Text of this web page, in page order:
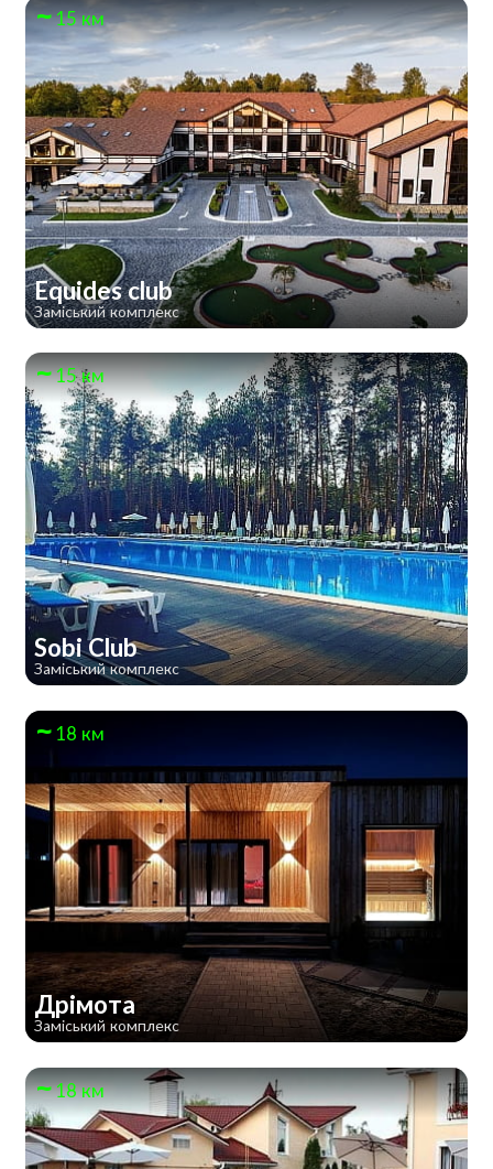
15 км
Equides club
Заміський комплекс
15 км
Sobi Club
Заміський комплекс
18 км
Дрімота
Заміський комплекс
18 км